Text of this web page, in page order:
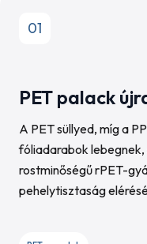
01
PET palack
A PET süllyed, míg a
fóliadarabok
rostminőségű rPET-
pehelytisztaság